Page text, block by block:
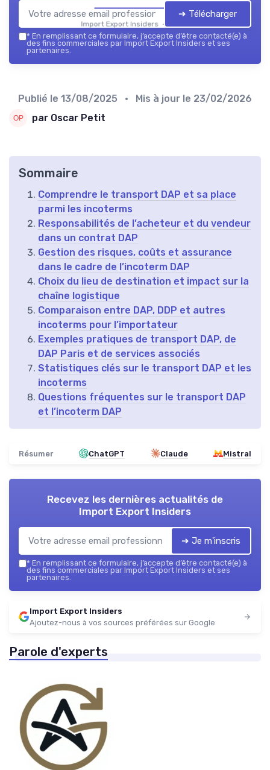
Import Export Insiders — 2026
➔ Télécharger
* En remplissant ce formulaire, j’accepte d’être contacté(e) à
des fins commerciales par Import Export Insiders et ses
partenaires.
Publié le 13/08/2025 • Mis à jour le 23/02/2026
par Oscar Petit
Sommaire
Comprendre le transport DAP et sa place
parmi les incoterms
Responsabilités de l’acheteur et du vendeur
dans un contrat DAP
Gestion des risques, coûts et assurance
dans le cadre de l’incoterm DAP
Choix du lieu de destination et impact sur la
chaîne logistique
Comparaison entre DAP, DDP et autres
incoterms pour l’importateur
Exemples pratiques de transport DAP, de
DAP Paris et de services associés
Statistiques clés sur le transport DAP et les
incoterms
Questions fréquentes sur le transport DAP
et l’incoterm DAP
Résumer ChatGPT Claude Mistral
Recevez les dernières actualités de
Import Export Insiders
➔ Je m'inscris
* En remplissant ce formulaire, j’accepte d’être contacté(e) à
des fins commerciales par Import Export Insiders et ses
partenaires.
Import Export Insiders
Ajoutez-nous à vos sources préférées sur Google
Parole d'experts